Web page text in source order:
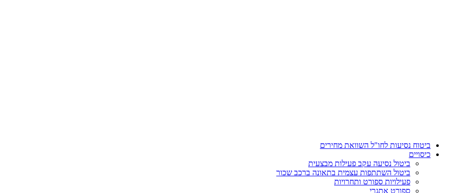
ביטוח נסיעות לחו"ל השוואת מחירים
כיסויים
ביטול נסיעה עקב פעילות מבצעית
ביטול השתתפות עצמית בתאונה ברכב שכור
פעילויות ספורט ותחרויות
ספורט אתגרי